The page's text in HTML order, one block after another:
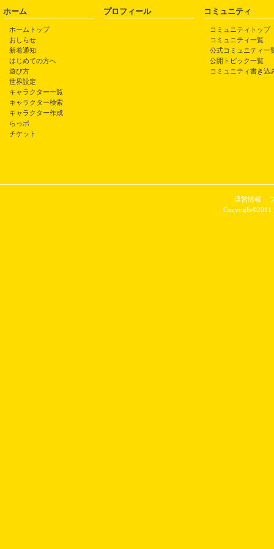
ホーム
ホームトップ
おしらせ
新着通知
はじめての方へ
遊び方
世界設定
キャラクター一覧
キャラクター検索
キャラクター作成
らっポ
チケット
プロフィール コミュニティ
コミュニティトップ
コミュニティ一覧
公式コミュニティ一
公開トピック一覧
コミュニティ書き込
運営情報
Copyright©2011